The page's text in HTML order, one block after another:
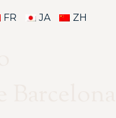
FR JA ZH